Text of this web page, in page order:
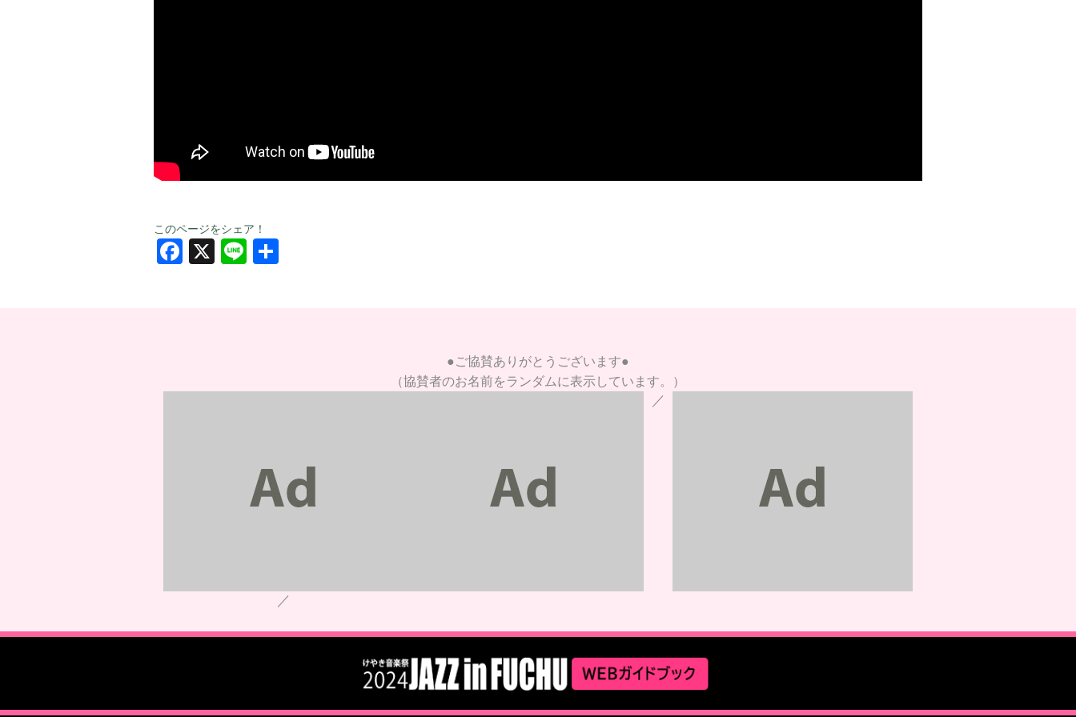
このページをシェア！
Facebook
X Line
●ご協賛ありがとうございます●
（協賛者のお名前をランダムに表示しています。）